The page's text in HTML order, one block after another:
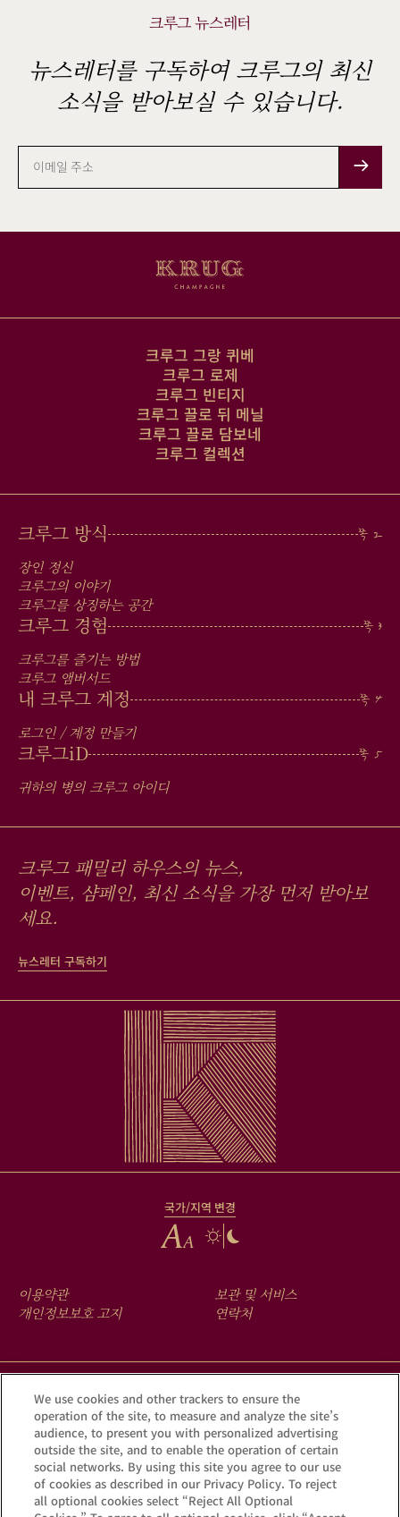
크루그 뉴스레터
뉴스레터를 구독하여 크루그의 최신
소식을 받아보실 수 있습니다.
이
메
일
주
소
크루그 그랑 퀴베
크루그 로제
크루그 빈티지
크루그 끌로 뒤 메닐
크루그 끌로 담보네
크루그 컬렉션
MAIN
MEN
IN
FOOTER
크루그 방식
장인 정신
크루그의 이야기
크루그를 상징하는 공간
크루그 경험
크루그를 즐기는 방법
크루그 앰버서드
내 크루그 계정
로그인 / 계정 만들기
크루그iD
귀하의 병의 크루그 아이디
크루그 패밀리 하우스의 뉴스,
이벤트, 샴페인, 최신 소식을 가장 먼저 받아보
세요.
뉴스레터 구독하기
국가/지역 변경
FOOTER
MENU
이용약관
개인정보보호 고지 보관 및 서비스
연락처
크루그 앱을 다운로드하여 Krug iD를 통해 여러분의 샴페인에 숨겨진
이야기를 확인해 보세요.
We use cookies and other trackers to ensure the
operation of the site, to measure and analyze the site’s
audience, to present you with personalized advertising
outside the site, and to enable the operation of certain
social networks. By using this site you agree to our use
of cookies as described in our Privacy Policy. To reject
all optional cookies select “Reject All Optional